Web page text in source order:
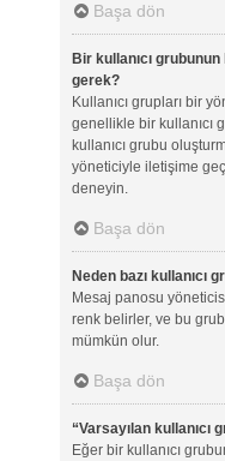
Başa dön
Bir kullanıcı
gerek?
Kullanıcı grupları bir
genellikle bir kullanıcı
kullanıcı grubu
yöneticiyle iletişime
deneyin.
Başa dön
Neden bazı kullanıcı
Mesaj panosu
renk belirler, ve bu
mümkün olur.
Başa dön
“Varsayılan kullanıcı
Eğer bir kullanıcı